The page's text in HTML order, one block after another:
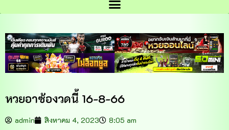
หวยอาซ้องวดนี้ 16-8-66
admin สิงหาคม 4, 2023 8:05 am